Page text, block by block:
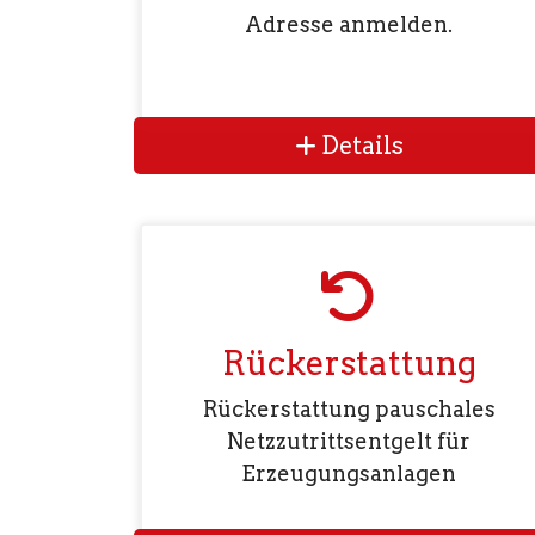
Adresse anmelden.
Details
Rückerstattung
Rückerstattung pauschales
Netzzutrittsentgelt für
Erzeugungsanlagen